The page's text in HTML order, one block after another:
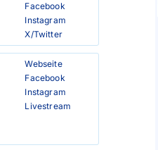
Facebook
Instagram
X/Twitter
Webseite
Facebook
Instagram
Livestream